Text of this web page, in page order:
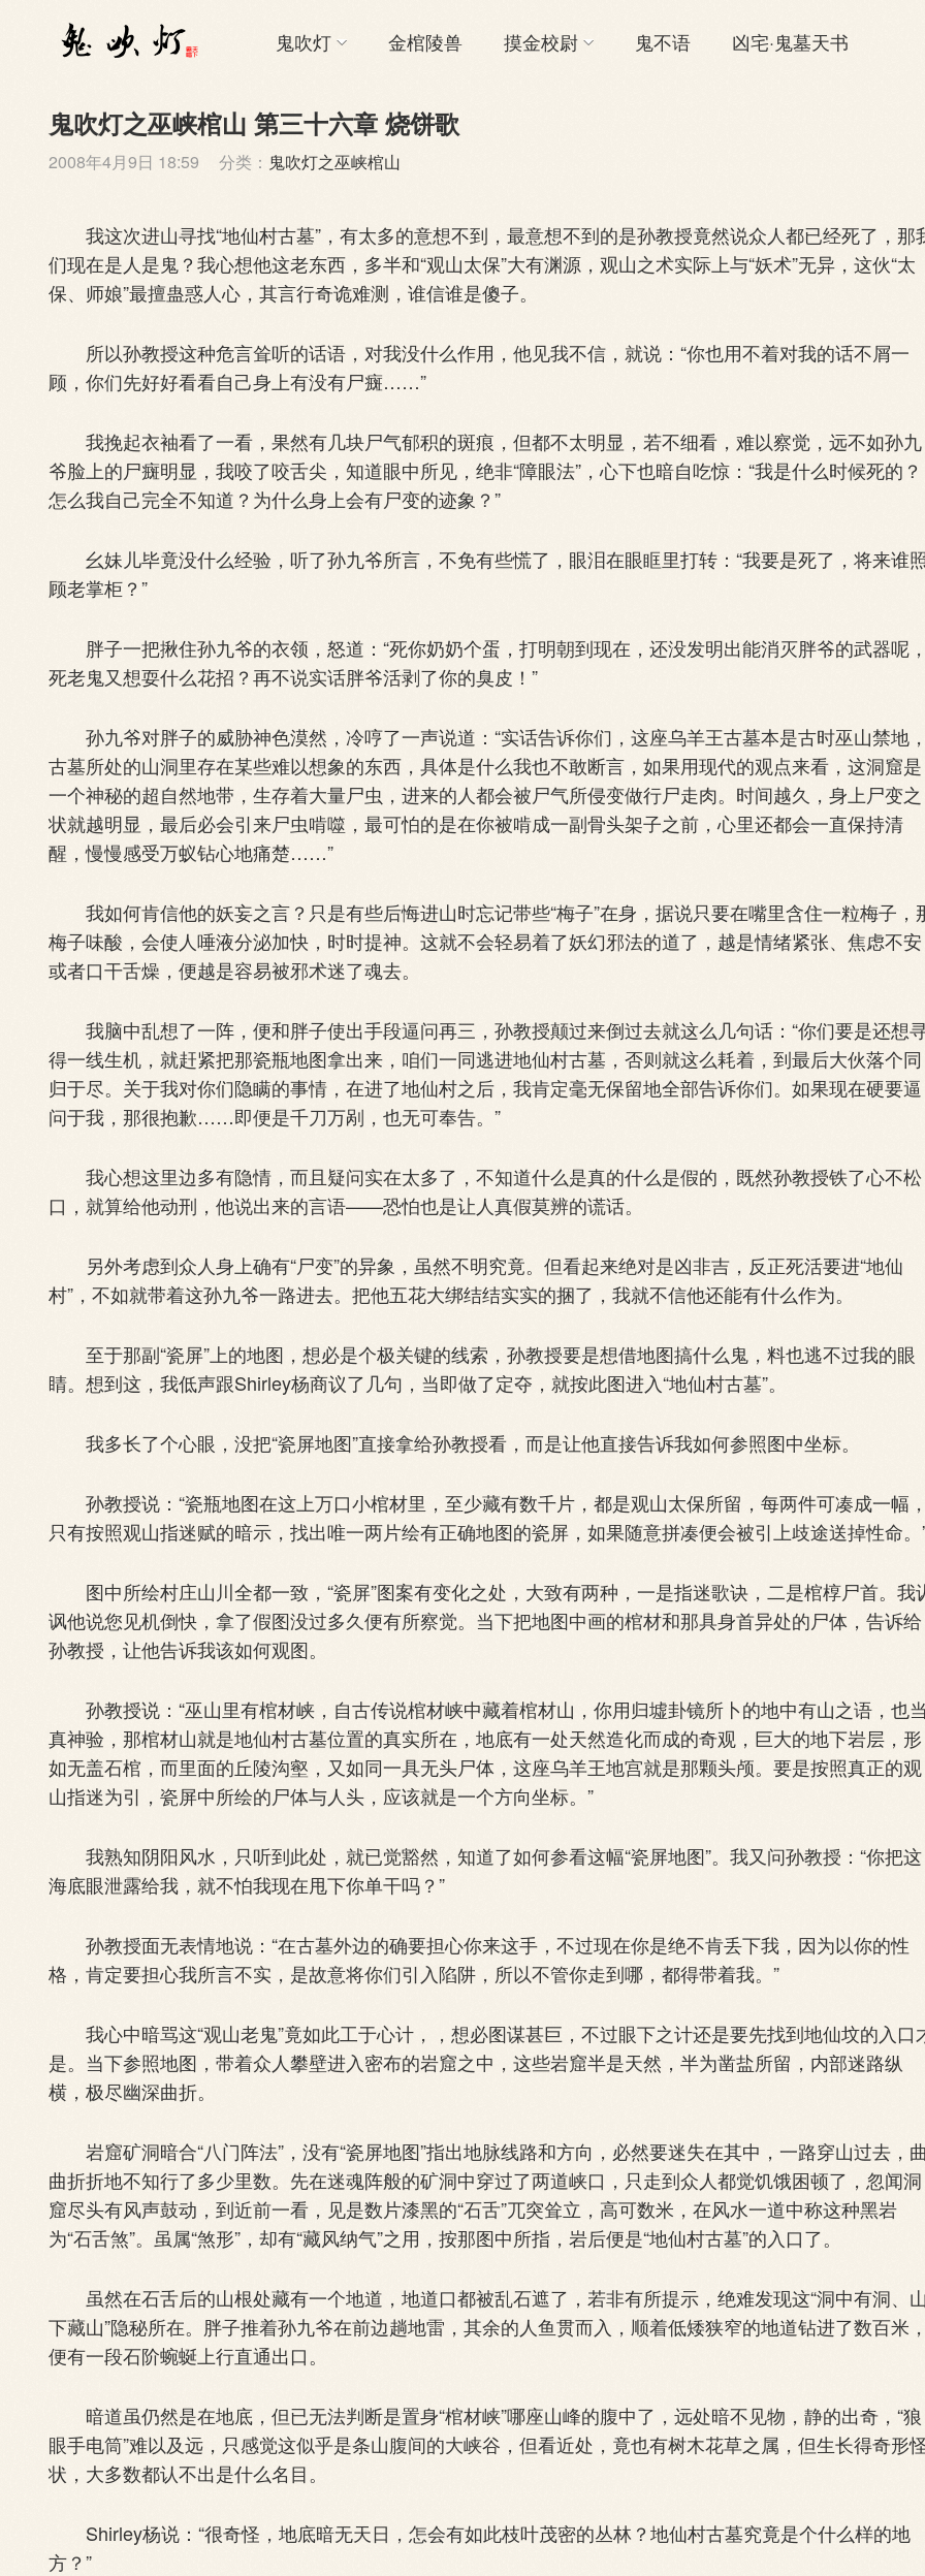
鬼吹灯 金棺陵兽 摸金校尉 鬼不语 凶宅·鬼墓天书
鬼吹灯之巫峡棺山 第三十六章 烧饼歌
2008年4月9日 18:59 分类： 鬼吹灯之巫峡棺山
我这次进山寻找“地仙村古墓”，有太多的意想不到，最意想不到的是孙教授竟然说众人都已经死了，那
们现在是人是鬼？我心想他这老东西，多半和“观山太保”大有渊源，观山之术实际上与“妖术”无异，这伙“太
保、师娘”最擅蛊惑人心，其言行奇诡难测，谁信谁是傻子。
所以孙教授这种危言耸听的话语，对我没什么作用，他见我不信，就说：“你也用不着对我的话不屑一
顾，你们先好好看看自己身上有没有尸癍……”
我挽起衣袖看了一看，果然有几块尸气郁积的斑痕，但都不太明显，若不细看，难以察觉，远不如孙九
爷脸上的尸癍明显，我咬了咬舌尖，知道眼中所见，绝非“障眼法”，心下也暗自吃惊：“我是什么时候死的？
怎么我自己完全不知道？为什么身上会有尸变的迹象？”
幺妹儿毕竟没什么经验，听了孙九爷所言，不免有些慌了，眼泪在眼眶里打转：“我要是死了，将来谁
顾老掌柜？”
胖子一把揪住孙九爷的衣领，怒道：“死你奶奶个蛋，打明朝到现在，还没发明出能消灭胖爷的武器呢
死老鬼又想耍什么花招？再不说实话胖爷活剥了你的臭皮！”
孙九爷对胖子的威胁神色漠然，冷哼了一声说道：“实话告诉你们，这座乌羊王古墓本是古时巫山禁地
古墓所处的山洞里存在某些难以想象的东西，具体是什么我也不敢断言，如果用现代的观点来看，这洞窟是
一个神秘的超自然地带，生存着大量尸虫，进来的人都会被尸气所侵变做行尸走肉。时间越久，身上尸变之
状就越明显，最后必会引来尸虫啃噬，最可怕的是在你被啃成一副骨头架子之前，心里还都会一直保持清
醒，慢慢感受万蚁钻心地痛楚……”
我如何肯信他的妖妄之言？只是有些后悔进山时忘记带些“梅子”在身，据说只要在嘴里含住一粒梅子，
梅子味酸，会使人唾液分泌加快，时时提神。这就不会轻易着了妖幻邪法的道了，越是情绪紧张、焦虑不安
或者口干舌燥，便越是容易被邪术迷了魂去。
我脑中乱想了一阵，便和胖子使出手段逼问再三，孙教授颠过来倒过去就这么几句话：“你们要是还想
得一线生机，就赶紧把那瓷瓶地图拿出来，咱们一同逃进地仙村古墓，否则就这么耗着，到最后大伙落个同
归于尽。关于我对你们隐瞒的事情，在进了地仙村之后，我肯定毫无保留地全部告诉你们。如果现在硬要逼
问于我，那很抱歉……即便是千刀万剐，也无可奉告。”
我心想这里边多有隐情，而且疑问实在太多了，不知道什么是真的什么是假的，既然孙教授铁了心不松
口，就算给他动刑，他说出来的言语——恐怕也是让人真假莫辨的谎话。
另外考虑到众人身上确有“尸变”的异象，虽然不明究竟。但看起来绝对是凶非吉，反正死活要进“地仙
村”，不如就带着这孙九爷一路进去。把他五花大绑结结实实的捆了，我就不信他还能有什么作为。
至于那副“瓷屏”上的地图，想必是个极关键的线索，孙教授要是想借地图搞什么鬼，料也逃不过我的眼
睛。想到这，我低声跟Shirley杨商议了几句，当即做了定夺，就按此图进入“地仙村古墓”。
我多长了个心眼，没把“瓷屏地图”直接拿给孙教授看，而是让他直接告诉我如何参照图中坐标。
孙教授说：“瓷瓶地图在这上万口小棺材里，至少藏有数千片，都是观山太保所留，每两件可凑成一幅
只有按照观山指迷赋的暗示，找出唯一两片绘有正确地图的瓷屏，如果随意拼凑便会被引上歧途送掉性命。
图中所绘村庄山川全都一致，“瓷屏”图案有变化之处，大致有两种，一是指迷歌诀，二是棺椁尸首。我
讽他说您见机倒快，拿了假图没过多久便有所察觉。当下把地图中画的棺材和那具身首异处的尸体，告诉给
孙教授，让他告诉我该如何观图。
孙教授说：“巫山里有棺材峡，自古传说棺材峡中藏着棺材山，你用归墟卦镜所卜的地中有山之语，也
真神验，那棺材山就是地仙村古墓位置的真实所在，地底有一处天然造化而成的奇观，巨大的地下岩层，形
如无盖石棺，而里面的丘陵沟壑，又如同一具无头尸体，这座乌羊王地宫就是那颗头颅。要是按照真正的观
山指迷为引，瓷屏中所绘的尸体与人头，应该就是一个方向坐标。”
我熟知阴阳风水，只听到此处，就已觉豁然，知道了如何参看这幅“瓷屏地图”。我又问孙教授：“你把这
海底眼泄露给我，就不怕我现在甩下你单干吗？”
孙教授面无表情地说：“在古墓外边的确要担心你来这手，不过现在你是绝不肯丢下我，因为以你的性
格，肯定要担心我所言不实，是故意将你们引入陷阱，所以不管你走到哪，都得带着我。”
我心中暗骂这“观山老鬼”竟如此工于心计，，想必图谋甚巨，不过眼下之计还是要先找到地仙坟的入口
是。当下参照地图，带着众人攀壁进入密布的岩窟之中，这些岩窟半是天然，半为凿盐所留，内部迷路纵
横，极尽幽深曲折。
岩窟矿洞暗合“八门阵法”，没有“瓷屏地图”指出地脉线路和方向，必然要迷失在其中，一路穿山过去，
曲折折地不知行了多少里数。先在迷魂阵般的矿洞中穿过了两道峡口，只走到众人都觉饥饿困顿了，忽闻洞
窟尽头有风声鼓动，到近前一看，见是数片漆黑的“石舌”兀突耸立，高可数米，在风水一道中称这种黑岩
为“石舌煞”。虽属“煞形”，却有“藏风纳气”之用，按那图中所指，岩后便是“地仙村古墓”的入口了。
虽然在石舌后的山根处藏有一个地道，地道口都被乱石遮了，若非有所提示，绝难发现这“洞中有洞、
下藏山”隐秘所在。胖子推着孙九爷在前边趟地雷，其余的人鱼贯而入，顺着低矮狭窄的地道钻进了数百米
便有一段石阶蜿蜒上行直通出口。
暗道虽仍然是在地底，但已无法判断是置身“棺材峡”哪座山峰的腹中了，远处暗不见物，静的出奇，“狼
眼手电筒”难以及远，只感觉这似乎是条山腹间的大峡谷，但看近处，竟也有树木花草之属，但生长得奇形
状，大多数都认不出是什么名目。
Shirley杨说：“很奇怪，地底暗无天日，怎会有如此枝叶茂密的丛林？地仙村古墓究竟是个什么样的地
方？”